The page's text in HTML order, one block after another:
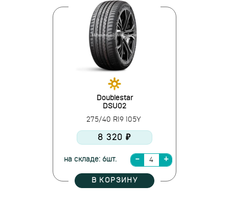
Doublestar
DSU02
275/40 R19 105Y
8 320 ₽
на складе: 6шт.
В КОРЗИНУ